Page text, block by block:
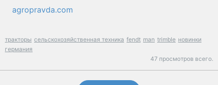
agropravda.com
тракторы сельскохозяйственная техника fendt man trimble новинки
германия
47 просмотров всего.